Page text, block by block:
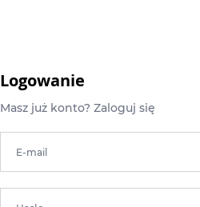
Logowanie
Masz już konto? Zaloguj się
E-mail